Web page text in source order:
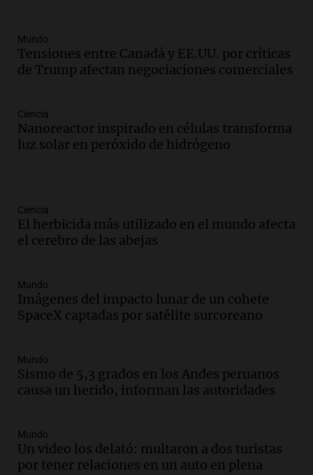
Mundo
Tensiones entre Canadá y EE.UU. por críticas
de Trump afectan negociaciones comerciales
Ciencia
Nanoreactor inspirado en células transforma
luz solar en peróxido de hidrógeno
Ciencia
El herbicida más utilizado en el mundo afecta
el cerebro de las abejas
Mundo
Imágenes del impacto lunar de un cohete
SpaceX captadas por satélite surcoreano
Mundo
Sismo de 5,3 grados en los Andes peruanos
causa un herido, informan las autoridades
Mundo
Un video los delató: multaron a dos turistas
por tener relaciones en un auto en plena